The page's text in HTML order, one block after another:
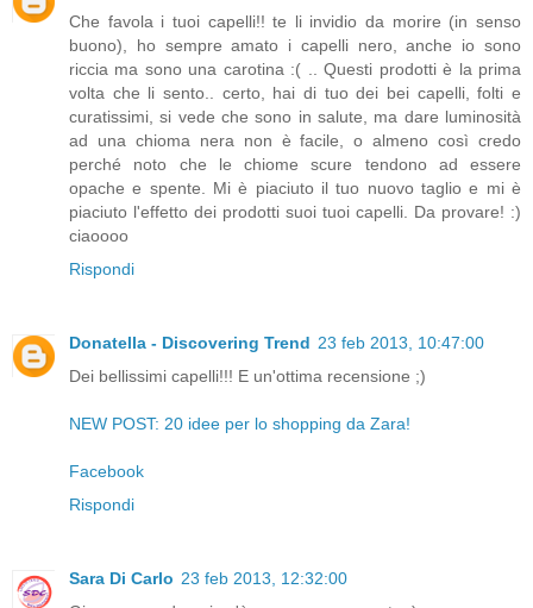
Che favola i tuoi capelli!! te li invidio da morire (in senso
buono), ho sempre amato i capelli nero, anche io sono
riccia ma sono una carotina :( .. Questi prodotti è la prima
volta che li sento.. certo, hai di tuo dei bei capelli, folti e
curatissimi, si vede che sono in salute, ma dare luminosità
ad una chioma nera non è facile, o almeno così credo
perché noto che le chiome scure tendono ad essere
opache e spente. Mi è piaciuto il tuo nuovo taglio e mi è
piaciuto l'effetto dei prodotti suoi tuoi capelli. Da provare! :)
ciaoooo
Rispondi
Donatella - Discovering Trend 23 feb 2013, 10:47:00
Dei bellissimi capelli!!! E un'ottima recensione ;)
NEW POST: 20 idee per lo shopping da Zara!
Facebook
Rispondi
Sara Di Carlo 23 feb 2013, 12:32:00